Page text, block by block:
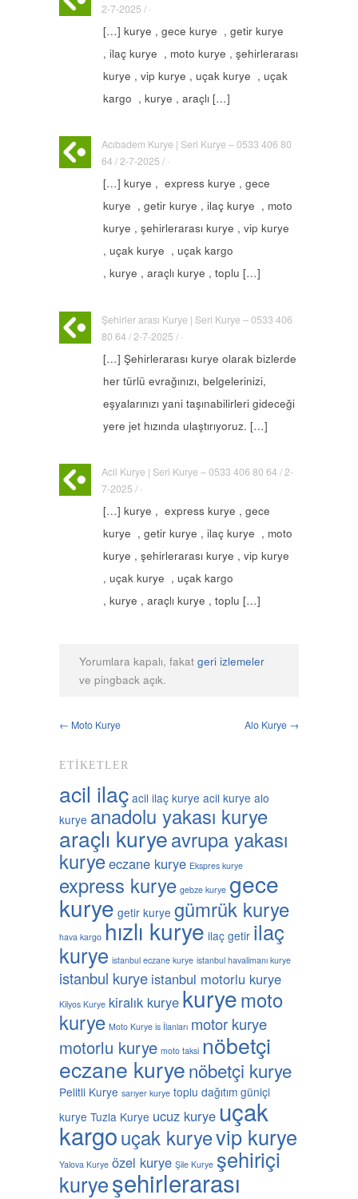
2-7-2025 / ·
[…] kurye , gece kurye , getir kurye
, ilaç kurye , moto kurye , şehirlerarası
kurye , vip kurye , uçak kurye , uçak
kargo , kurye , araçlı […]
Acıbadem Kurye | Seri Kurye – 0533 406 80
64 / 2-7-2025 / ·
[…] kurye , express kurye , gece
kurye , getir kurye , ilaç kurye , moto
kurye , şehirlerarası kurye , vip kurye
, uçak kurye , uçak kargo
, kurye , araçlı kurye , toplu […]
Şehirler arası Kurye | Seri Kurye – 0533 406
80 64 / 2-7-2025 / ·
[…] Şehirlerarası kurye olarak bizlerde
her türlü evrağınızı, belgelerinizi,
eşyalarınızı yani taşınabilirleri gideceği
yere jet hızında ulaştırıyoruz. […]
Acil Kurye | Seri Kurye – 0533 406 80 64 / 2-
7-2025 / ·
[…] kurye , express kurye , gece
kurye , getir kurye , ilaç kurye , moto
kurye , şehirlerarası kurye , vip kurye
, uçak kurye , uçak kargo
, kurye , araçlı kurye , toplu […]
Yorumlara kapalı, fakat geri izlemeler
ve pingback açık.
← Moto Kurye Alo Kurye →
ETIKETLER
acil ilaç acil ilaç kurye acil kurye alo
kurye anadolu yakası kurye
araçlı kuryeavrupa yakası
kuryeeczane kurye Ekspres kurye
express kurye gebze kurye gece
kurye getir kurye gümrük kurye
hava kargo hızlı kurye ilaç getir ilaç
kurye istanbul eczane kurye istanbul havalimanı kurye
istanbul kurye istanbul motorlu kurye
Kilyos Kurye kiralık kurye kuryemoto
kurye Moto Kurye is İlanları motor kurye
motorlu kurye moto taksi nöbetçi
eczane kuryenöbetçi kurye
Pelitli Kurye sarıyer kurye toplu dağıtım güniçi
kurye Tuzla Kurye ucuz kurye uçak
kargouçak kuryevip kurye
Yalova Kurye özel kurye Şile Kurye şehiriçi
kuryeşehirlerarası